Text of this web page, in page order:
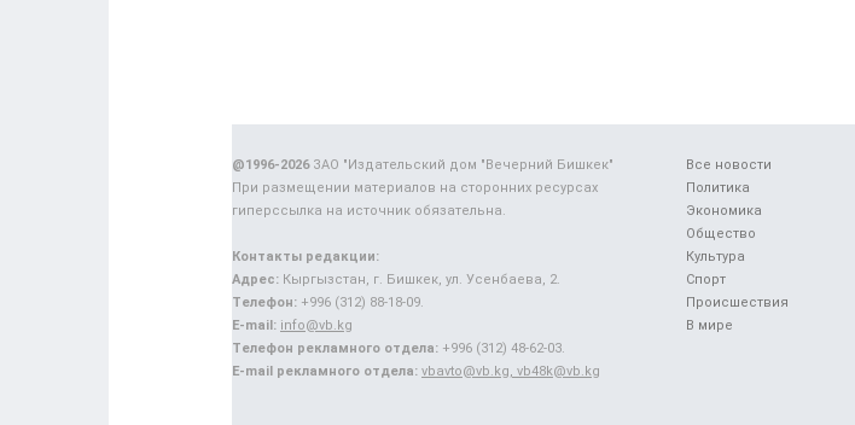
Все новости
Политика
Экономика
Общество
Культура
Спорт
Происшествия
В мире
@1996-2026ЗАО "Издательский дом "Вечерний Бишкек"
При размещении материалов на сторонних ресурсах
гиперссылка на источник обязательна.
Контакты редакции:
Адрес: Кыргызстан, г. Бишкек, ул. Усенбаева, 2.
Телефон: +996 (312) 88-18-09.
E-mail: info@vb.kg
Телефон рекламного отдела: +996 (312) 48-62-03.
E-mail рекламного отдела: vbavto@vb.kg, vb48k@vb.kg